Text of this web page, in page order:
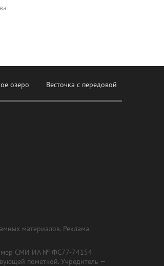
озеро Весточка с передовой
материалов. Реклама
СМИ ИА № ФС77-74154
пометкой. Учредитель —